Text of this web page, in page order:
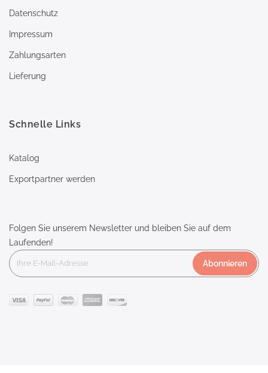
Datenschutz
Impressum
Zahlungsarten
Lieferung
Schnelle Links
Katalog
Exportpartner werden
Folgen Sie unserem Newsletter und bleiben Sie auf dem
Laufenden!
Abonnieren